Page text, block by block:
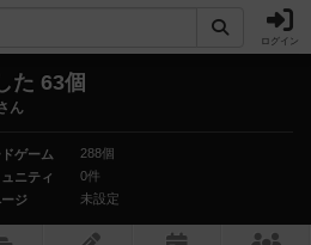
ログイン
た 63個
ん
ゲーム
288個
ニティ
0件
ジ
未設定